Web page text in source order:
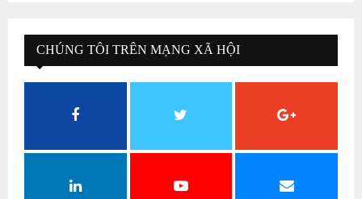
CHÚNG TÔI TRÊN MẠNG XÃ HỘI